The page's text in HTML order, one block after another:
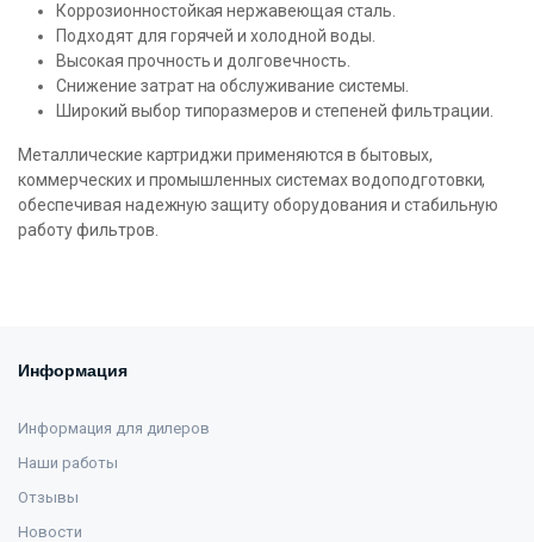
Коррозионностойкая нержавеющая сталь.
Подходят для горячей и холодной воды.
Высокая прочность и долговечность.
Снижение затрат на обслуживание системы.
Широкий выбор типоразмеров и степеней фильтрации.
Металлические картриджи применяются в бытовых,
коммерческих и промышленных системах водоподготовки,
обеспечивая надежную защиту оборудования и стабильную
работу фильтров.
Информация
Информация для дилеров
Наши работы
Отзывы
Новости